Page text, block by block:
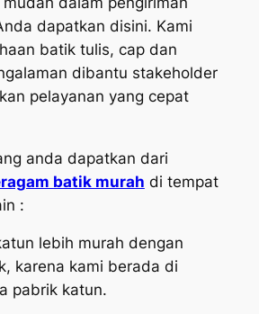
dapatkan disini. Kami
batik tulis, cap dan
dibantu stakeholder
pelayanan yang cepat
anda dapatkan dari
batik murah di tempat
:
lebih murah dengan
karena kami berada di
pabrik katun.